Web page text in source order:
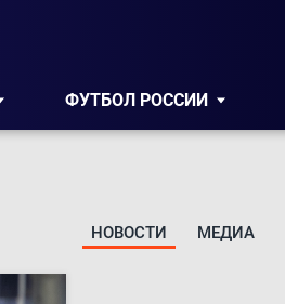
ФУТБОЛ РОССИИ
НОВОСТИ МЕДИА